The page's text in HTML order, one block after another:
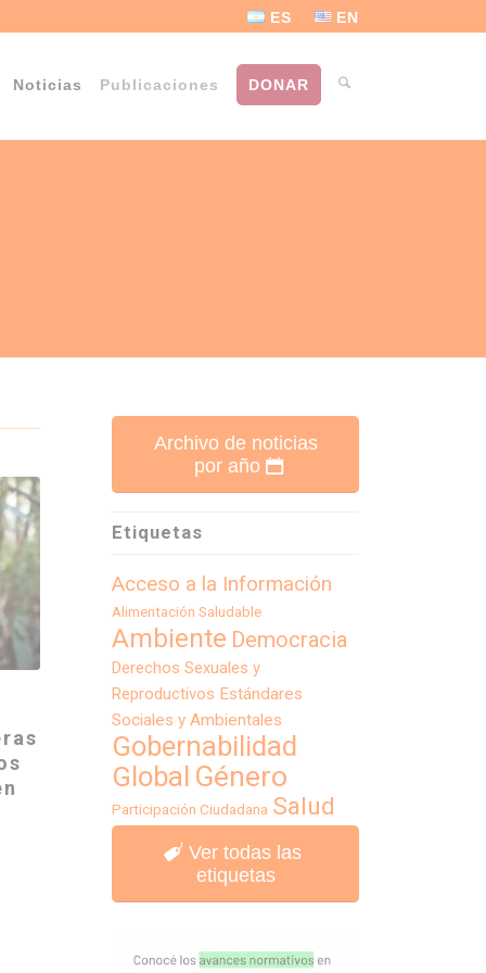
ES EN
Noticias Publicaciones DONAR
Archivo de noticias
por año
Etiquetas
Acceso a la Información
Alimentación Saludable
Ambiente Democracia
Derechos Sexuales y
Reproductivos Estándares
Sociales y Ambientales
Gobernabilidad
Global Género
Participación Ciudadana Salud
Ver todas las
etiquetas